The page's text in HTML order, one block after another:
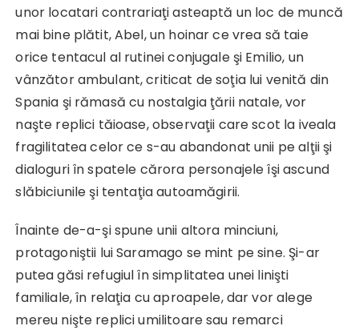
unor locatari contrariaţi asteaptă un loc de muncă
mai bine plătit, Abel, un hoinar ce vrea să taie
orice tentacul al rutinei conjugale şi Emilio, un
vânzător ambulant, criticat de soţia lui venită din
Spania şi rămasă cu nostalgia ţării natale, vor
naşte replici tăioase, observaţii care scot la iveala
fragilitatea celor ce s-au abandonat unii pe alţii şi
dialoguri în spatele cărora personajele îşi ascund
slăbiciunile şi tentaţia autoamăgirii.
Înainte de-a-şi spune unii altora minciuni,
protagoniştii lui Saramago se mint pe sine. Şi-ar
putea găsi refugiul în simplitatea unei linişti
familiale, în relaţia cu aproapele, dar vor alege
mereu nişte replici umilitoare sau remarci